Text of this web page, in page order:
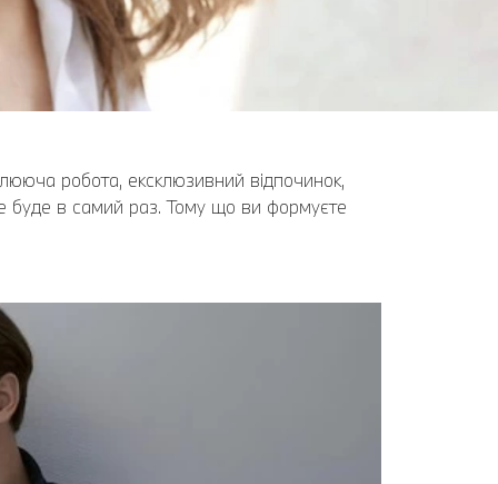
робота, ексклюзивний відпочинок,
буде в самий раз. Тому що ви формуєте